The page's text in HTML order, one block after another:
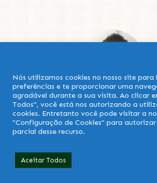
Um curso claro, de
Um curso claro, de
Nós utilizamos cookies no nosso site para
preferências e te proporcionar uma
agradável durante a sua visita. Ao clicar
Todos", você está nos autorizando a
cookies. Entretanto você pode visitar a
"Configuração de Cookies" para
parcial desse recurso.
Aceitar Todos
Precisa de Ajuda?